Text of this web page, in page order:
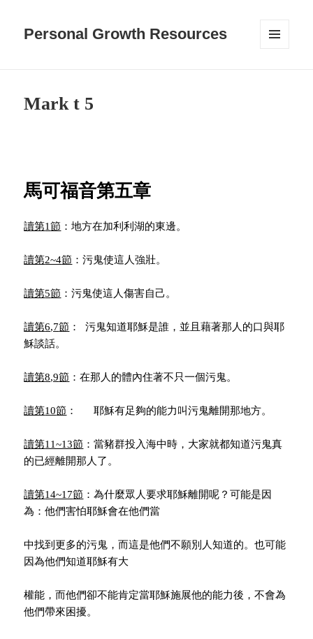
Personal Growth Resources
Mark t 5
馬可福音第五章
讀第1節 ：地方在加利利湖的東邊。
讀第2~4節 ：污鬼使這人強壯。
讀第5節 ：污鬼使這人傷害自己。
讀第6,7節 ： 污鬼知道耶穌是誰，並且藉著那人的口與耶
穌談話。
讀第8,9節 ：在那人的體內住著不只一個污鬼。
讀第10節 ： 耶穌有足夠的能力叫污鬼離開那地方。
讀第11~13節 ：當豬群投入海中時，大家就都知道污鬼真
的已經離開那人了。
讀第14~17節 ：為什麼眾人要求耶穌離開呢？可能是因
為：他們害怕耶穌會在他們當
中找到更多的污鬼，而這是他們不願別人知道的。也可能
因為他們知道耶穌有大
權能，而他們卻不能肯定當耶穌施展他的能力後，不會為
他們帶來困擾。